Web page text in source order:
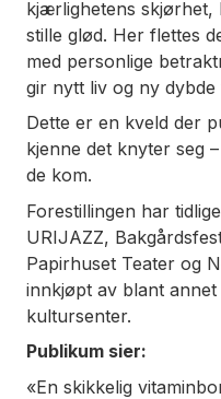
kjærlighetens skjørhet,
stille glød. Her flettes
med personlige
gir nytt liv og ny dybde
Dette er en kveld der
kjenne det knyter seg
de kom.
Forestillingen har
URIJAZZ,
Papirhuset Teater og
innkjøpt av blant
kultursenter.
Publikum sier:
«En skikkelig